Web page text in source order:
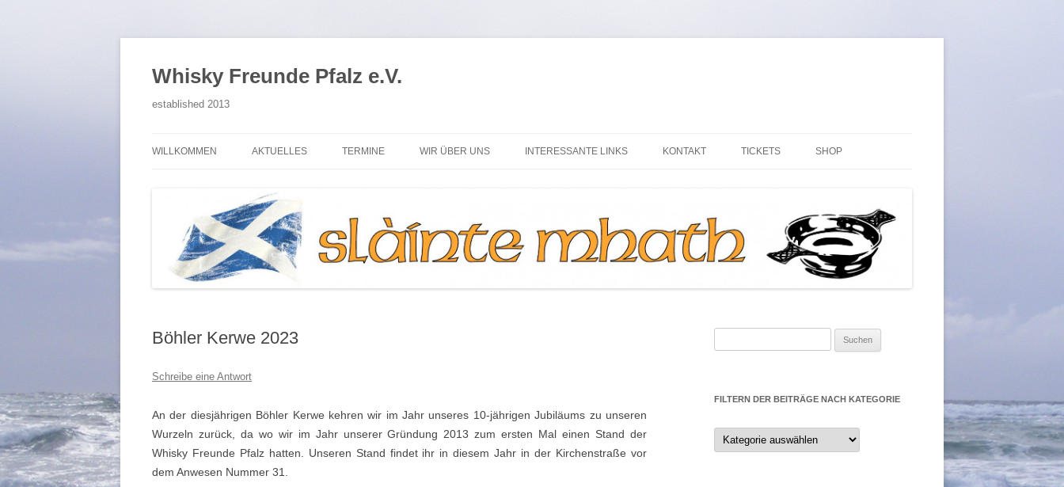
Whisky Freunde Pfalz e.V.
established 2013
WILLKOMMEN AKTUELLES
BEITRÄGE SUCHEN
TERMINE WIR ÜBER UNS
MITGLIEDERVERWALTUNG
DATENSCHUTZ
INTERESSANTE LINKS KONTAKT TICKETS SHOP
MEIN KONTO
WARENKORB
KASSE
Böhler Kerwe 2023
Schreibe eine Antwort
An der diesjähri­gen Böh­ler Ker­we kehren wir im Jahr unseres 10-jähri­gen Jubiläums zu unseren
Wurzeln zurück, da wo wir im Jahr unser­er Grün­dung 2013 zum ersten Mal einen Stand der
Whisky Fre­unde Pfalz hat­ten. Unseren Stand find­et ihr in diesem Jahr in der Kirchen­straße vor
dem Anwe­sen Num­mer 31.
FILTERN DER BEITRÄGE NACH KATEGORIE
Filtern
der
Beiträge